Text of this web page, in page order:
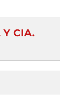
Y CIA.